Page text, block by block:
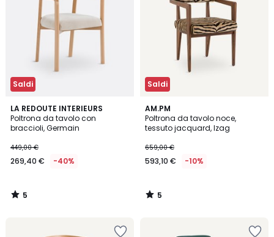
Saldi
LA REDOUTE INTERIEURS
Poltrona da tavolo con
braccioli, Germain
449,00 €
269,40 € -40%
5
/
5
5
/
Saldi
AM.PM
Poltrona da tavolo noce,
tessuto jacquard, Izag
659,00 €
593,10 € -10%
5
/
5
5
/